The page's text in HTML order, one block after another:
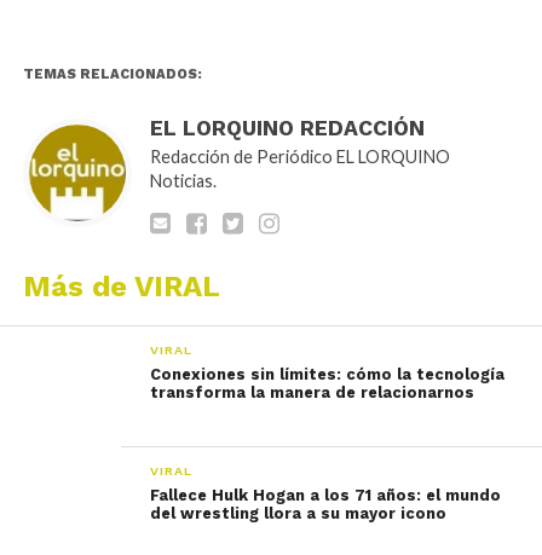
TEMAS RELACIONADOS:
EL LORQUINO REDACCIÓN
Redacción de Periódico EL LORQUINO
Noticias.
Más de VIRAL
VIRAL
Conexiones sin límites: cómo la tecnología
transforma la manera de relacionarnos
VIRAL
Fallece Hulk Hogan a los 71 años: el mundo
del wrestling llora a su mayor icono